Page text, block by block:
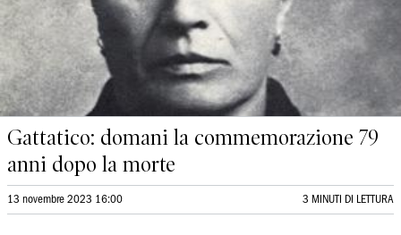
Gattatico: domani la commemorazione 79
anni dopo la morte
13 novembre 2023 16:00 3 MINUTI DI LETTURA